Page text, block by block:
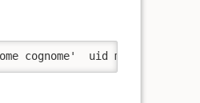
cognome'  uid mail